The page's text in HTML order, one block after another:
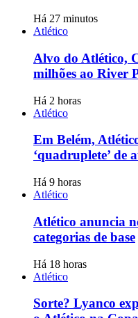
Há 27 minutos
Atlético
Alvo do Atlético,
milhões ao River
Há 2 horas
Atlético
Em Belém,
‘quadruplete’ de
Há 9 horas
Atlético
Atlético anuncia
categorias de base
Há 18 horas
Atlético
Sorte? Lyanco